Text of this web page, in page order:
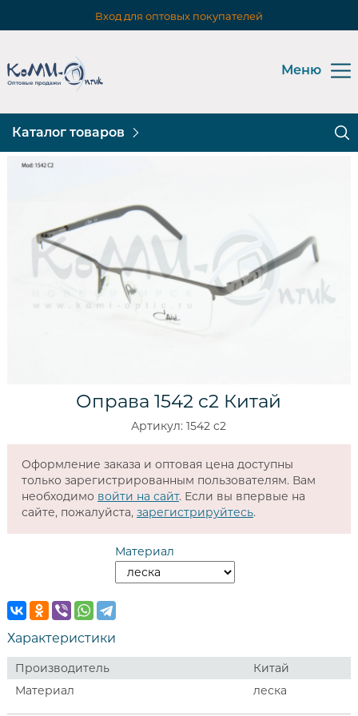
Вход для оптовых покупателей
Меню
Каталог товаров
Оправа 1542 c2 Китай
Артикул: 1542 c2
Оформление заказа и оптовая цена доступны
только зарегистрированным пользователям. Вам
необходимо войти на сайт. Если вы впервые на
сайте, пожалуйста, зарегистрируйтесь.
Материал
Характеристики
Производитель
Китай
Материал
леска